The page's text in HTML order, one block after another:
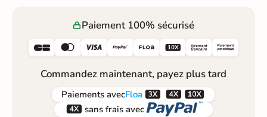
Paiement 100% sécurisé
     
Commandez maintenant, payez plus tard
Paiements avecFloa  
 sans frais avec 